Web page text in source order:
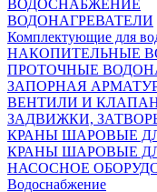
ВОДОСНАБЖЕНИЕ
ВОДОНАГРЕВАТЕЛИ
Комплектующие для
НАКОПИТЕЛЬНЫЕ
ПРОТОЧНЫЕ
ЗАПОРНАЯ
ВЕНТИЛИ И
ЗАДВИЖКИ,
КРАНЫ ШАРОВЫЕ
КРАНЫ ШАРОВЫЕ
НАСОСНОЕ
Водоснабжение